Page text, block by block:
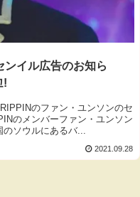
ンイル広告のお知ら
!
のファン・ユンソンのセ
のメンバーファン・ユンソン
のソウルにあるバ...
2021.09.28